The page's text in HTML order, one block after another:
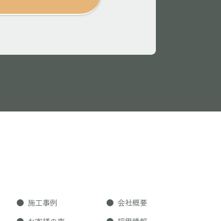
施工事例
会社概要